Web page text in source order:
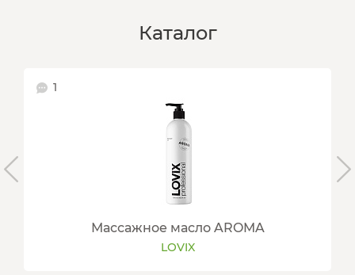
Каталог
1
Массажное масло AROMA
LOVIX